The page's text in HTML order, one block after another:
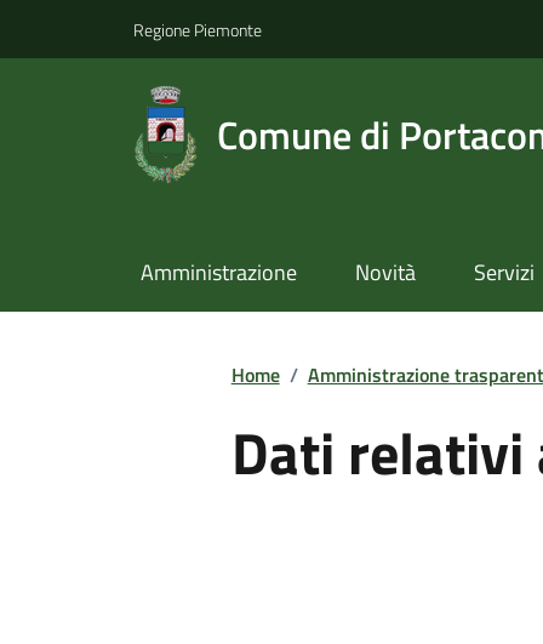
Regione Piemonte
Comune di
Amministrazione Novità Servizi
Home / Amministrazione
Dati relativi